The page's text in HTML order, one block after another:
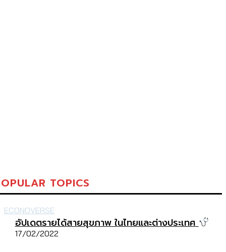
TOPICS
ECONOVERSE
อัปเดตรายได้สายสุขภาพ ในไทยและต่างประเทศ
17/02/2022